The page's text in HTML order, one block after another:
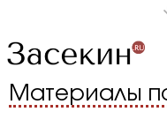
Материалы по